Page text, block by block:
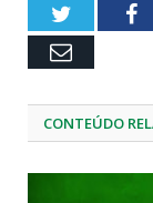
Twitter
Email
CONTEÚDO